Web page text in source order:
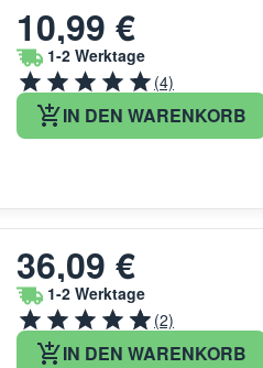
10,99 €
1-2 Werktage
(4)
IN DEN WARENKORB
36,09 €
1-2 Werktage
(2)
IN DEN WARENKORB